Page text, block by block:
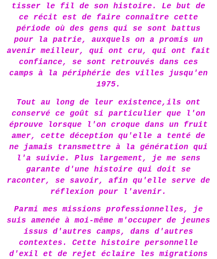
tisser le fil de son histoire. Le but de
ce récit est de faire connaître cette
période où des gens qui se sont battus
pour la patrie, auxquels on a promis un
avenir meilleur, qui ont cru, qui ont fait
confiance, se sont retrouvés dans ces
camps à la périphérie des villes jusqu'en
1975.
Tout au long de leur existence,ils ont
conservé ce goût si particulier que l'on
éprouve lorsque l'on croque dans un fruit
amer, cette déception qu'elle a tenté de
ne jamais transmettre à la génération qui
l'a suivie. Plus largement, je me sens
garante d'une histoire qui doit se
raconter, se savoir, afin qu'elle serve de
réflexion pour l'avenir.
Parmi mes missions professionnelles, je
suis amenée à moi-même m'occuper de jeunes
issus d'autres camps, dans d'autres
contextes. Cette histoire personnelle
d'exil et de rejet éclaire les migrations